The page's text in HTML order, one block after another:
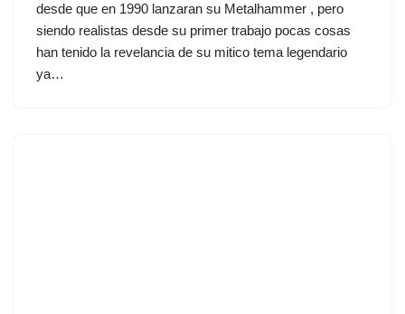
desde que en 1990 lanzaran su Metalhammer , pero
siendo realistas desde su primer trabajo pocas cosas
han tenido la revelancia de su mitico tema legendario
ya…